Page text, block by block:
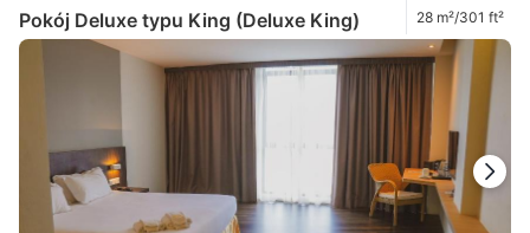
Pokój Deluxe typu King (Deluxe King) 28 m²/301 ft²